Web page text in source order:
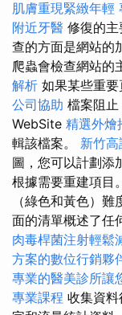
肌膚重現緊緻年輕
附近牙醫 修復的主
查的方面是網站的
爬蟲會檢查網站的
解析 如果某些重要
公司協助 檔案阻
WebSite 精選外燴
輯該檔案。 新竹
圖，您可以計劃添
根據需要重建項目
（綠色和黃色）
面的清單概述了任
肉毒桿菌注射輕鬆
方案的數位行銷夥
專業的醫美診所讓
專業課程 收集資